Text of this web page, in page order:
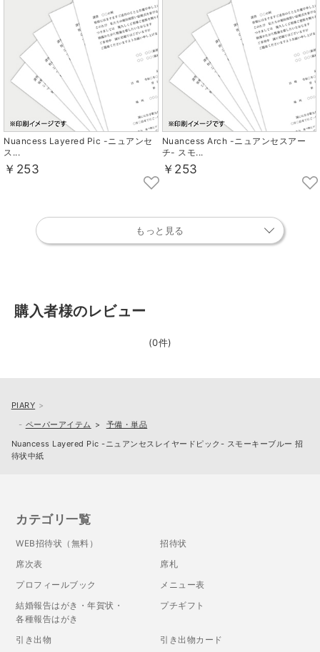
Nuancess Layered Pic -ニュアンセ
ス...
￥253
Nuancess Arch -ニュアンセスアー
チ- スモ...
￥253
もっと見る
購入者様のレビュー
(0件)
PIARY
ペーパーアイテム
予備・単品
Nuancess Layered Pic -ニュアンセスレイヤードピック- スモーキーブルー 招
待状中紙
カテゴリ一覧
WEB招待状（無料）
招待状
席次表
席札
プロフィールブック
メニュー表
結婚報告はがき・年賀状・
各種報告はがき
プチギフト
引き出物
引き出物カード